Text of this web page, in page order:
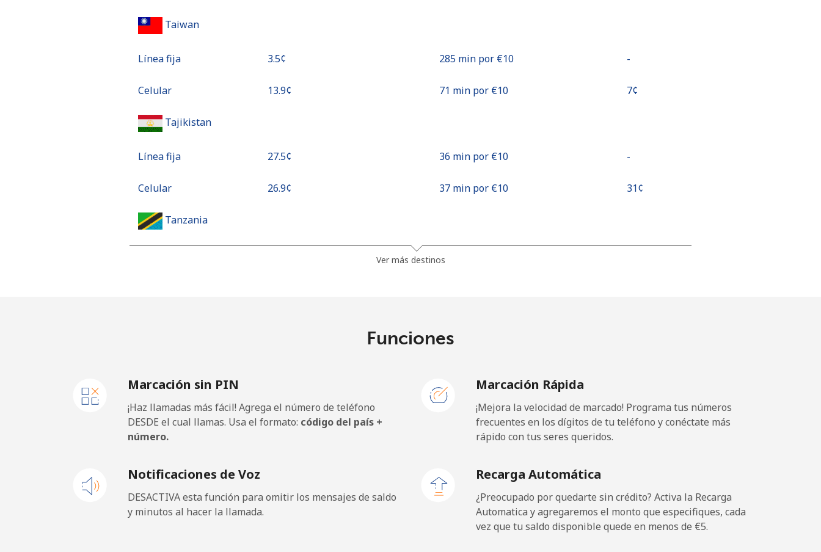
Taiwan
Línea fija ⁦3.5¢⁩ 285 min por ⁦€10⁩ -
Celular ⁦13.9¢⁩ 71 min por ⁦€10⁩ ⁦7¢⁩
Tajikistan
Línea fija ⁦27.5¢⁩ 36 min por ⁦€10⁩ -
Celular ⁦26.9¢⁩ 37 min por ⁦€10⁩ ⁦31¢⁩
Tanzania
Celular 256 min por ⁦€10⁩
Togo
Celular 29 min por ⁦€10⁩
Tokelau
Ver más destinos
Funciones
Marcación sin PIN
¡Haz llamadas más fácil! Agrega el número de teléfono
DESDE el cual llamas. Usa el formato: código del país +
número.
Marcación Rápida
¡Mejora la velocidad de marcado! Programa tus números
frecuentes en los dígitos de tu teléfono y conéctate más
rápido con tus seres queridos.
Notificaciones de Voz
DESACTIVA esta función para omitir los mensajes de saldo
y minutos al hacer la llamada.
Recarga Automática
¿Preocupado por quedarte sin crédito? Activa la Recarga
Automatica y agregaremos el monto que especifiques, cada
vez que tu saldo disponible quede en menos de ⁦€5⁩.